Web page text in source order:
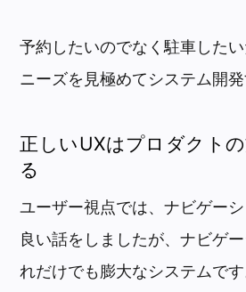
予約したいのでなく駐車した
ニーズを見極めてシステム開
正しいUXはプロダクト
る
ユーザー視点では、ナビゲー
良い話をしましたが、ナビゲ
れだけでも膨大なシステムで